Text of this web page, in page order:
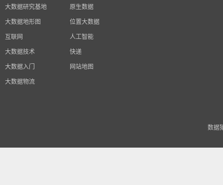
大数据研究基地 原生数据
大数据地形图 位置大数据
互联网 人工智能
大数据技术 快递
大数据入门 网站地图
大数据物流
数据